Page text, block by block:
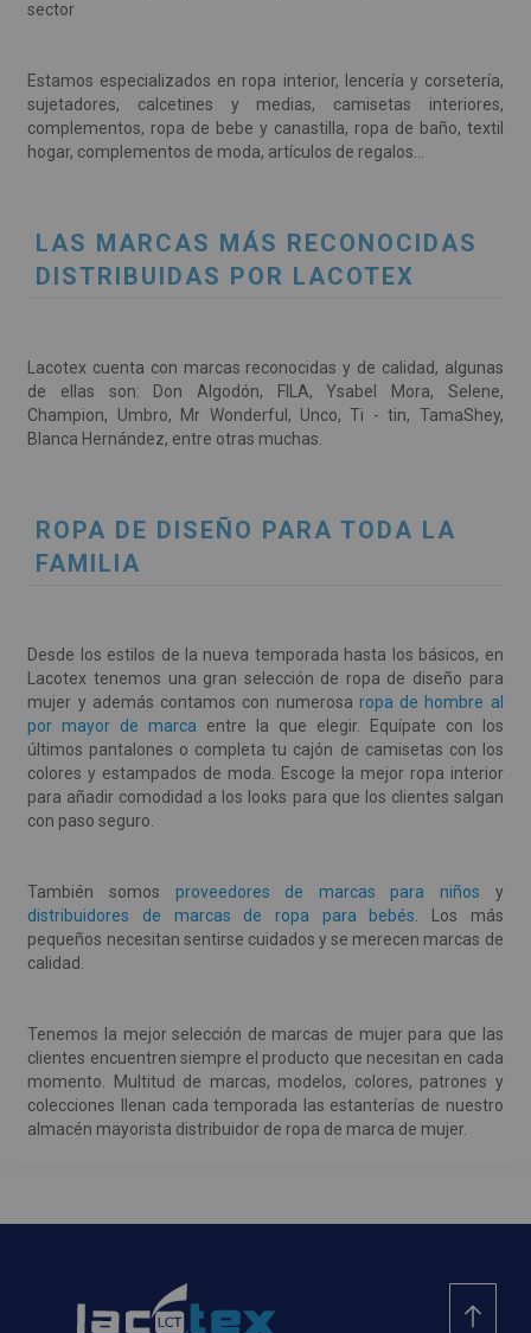
sector
Estamos especializados en ropa interior, lencería y corsetería,
sujetadores, calcetines y medias, camisetas interiores,
complementos, ropa de bebe y canastilla, ropa de baño, textil
hogar, complementos de moda, artículos de regalos…
LAS MARCAS MÁS RECONOCIDAS
DISTRIBUIDAS POR LACOTEX
Lacotex cuenta con marcas reconocidas y de calidad, algunas
de ellas son: Don Algodón, FILA, Ysabel Mora, Selene,
Champion, Umbro, Mr Wonderful, Unco, Ti - tin, TamaShey,
Blanca Hernández, entre otras muchas.
ROPA DE DISEÑO PARA TODA LA
FAMILIA
Desde los estilos de la nueva temporada hasta los básicos, en
Lacotex tenemos una gran selección de ropa de diseño para
mujer y además contamos con numerosa ropa de hombre al
por mayor de marca entre la que elegir. Equípate con los
últimos pantalones o completa tu cajón de camisetas con los
colores y estampados de moda. Escoge la mejor ropa interior
para añadir comodidad a los looks para que los clientes salgan
con paso seguro.
También somos proveedores de marcas para niños y
distribuidores de marcas de ropa para bebés . Los más
pequeños necesitan sentirse cuidados y se merecen marcas de
calidad.
Tenemos la mejor selección de marcas de mujer para que las
clientes encuentren siempre el producto que necesitan en cada
momento. Multitud de marcas, modelos, colores, patrones y
colecciones llenan cada temporada las estanterías de nuestro
almacén mayorista distribuidor de ropa de marca de mujer.